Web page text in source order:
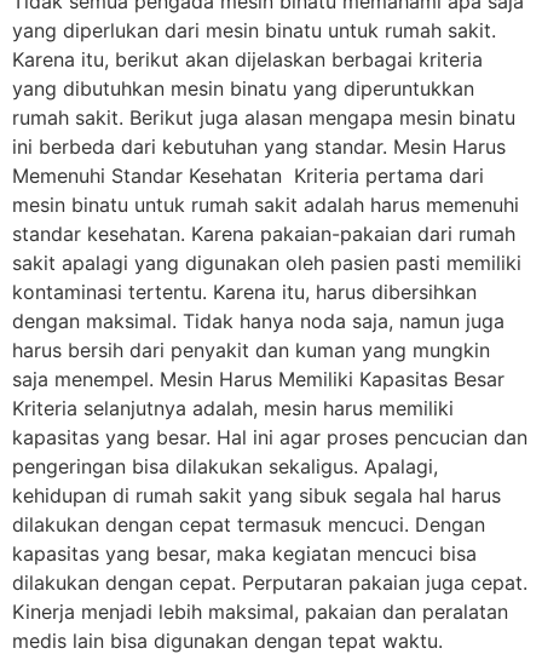
yang diperlukan dari mesin binatu untuk rumah sakit.
Karena itu, berikut akan dijelaskan berbagai kriteria
yang dibutuhkan mesin binatu yang diperuntukkan
rumah sakit. Berikut juga alasan mengapa mesin binatu
ini berbeda dari kebutuhan yang standar. Mesin Harus
Memenuhi Standar Kesehatan Kriteria pertama dari
mesin binatu untuk rumah sakit adalah harus memenuhi
standar kesehatan. Karena pakaian-pakaian dari rumah
sakit apalagi yang digunakan oleh pasien pasti memiliki
kontaminasi tertentu. Karena itu, harus dibersihkan
dengan maksimal. Tidak hanya noda saja, namun juga
harus bersih dari penyakit dan kuman yang mungkin
saja menempel. Mesin Harus Memiliki Kapasitas Besar
Kriteria selanjutnya adalah, mesin harus memiliki
kapasitas yang besar. Hal ini agar proses pencucian dan
pengeringan bisa dilakukan sekaligus. Apalagi,
kehidupan di rumah sakit yang sibuk segala hal harus
dilakukan dengan cepat termasuk mencuci. Dengan
kapasitas yang besar, maka kegiatan mencuci bisa
dilakukan dengan cepat. Perputaran pakaian juga cepat.
Kinerja menjadi lebih maksimal, pakaian dan peralatan
medis lain bisa digunakan dengan tepat waktu.